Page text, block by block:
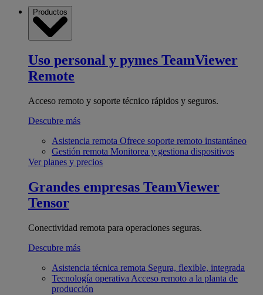
Productos
Uso personal y pymes TeamViewer
Remote
Acceso remoto y soporte técnico rápidos y seguros.
Descubre más
Asistencia remota Ofrece soporte remoto instantáneo
Gestión remota Monitorea y gestiona dispositivos
Ver planes y precios
Grandes empresas TeamViewer
Tensor
Conectividad remota para operaciones seguras.
Descubre más
Asistencia técnica remota Segura, flexible, integrada
Tecnología operativa Acceso remoto a la planta de
producción